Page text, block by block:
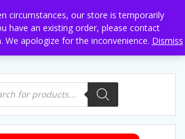
circumstances, our store is temporarily
have an existing order, please contact
We apologize for the inconvenience. Dismiss
to
content
Products
search